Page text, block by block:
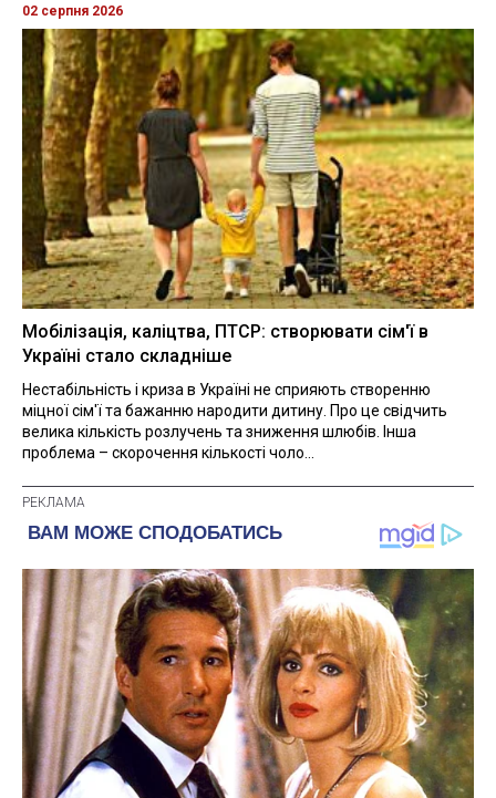
02 серпня 2026
Мобілізація, каліцтва, ПТСР: створювати сім'ї в
Україні стало складніше
Нестабільність і криза в Україні не сприяють створенню
міцної сім'ї та бажанню народити дитину. Про це свідчить
велика кількість розлучень та зниження шлюбів. Інша
проблема – скорочення кількості чоло...